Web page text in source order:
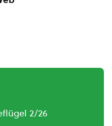
2/26